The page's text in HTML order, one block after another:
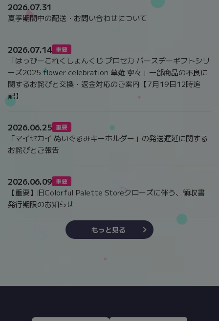
2026.07.31
夏季期間中の配送・お問い合わせについて
2026.07.14 重要
「はっぴーこれくしょんくじ プロセカ バースデーギフトシリ
ーズ2025 flower celebration 草薙 寧々」一部商品の不良に
関するお詫びと交換・返金対応のご案内【7月19日12時追
記】
2026.06.25 重要
「マイセカイ ぬいぐるみキーホルダー」の発送遅延に関する
お詫びとご報告
2026.06.09 重要
【重要】旧Colorful Palette Storeクローズに伴う、領収書
発行期限のお知らせ
もっと見る